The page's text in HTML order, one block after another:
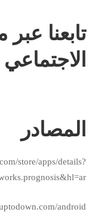
تابعنا
المصادر
store/apps/details?
android